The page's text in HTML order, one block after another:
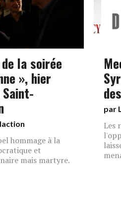
la soirée
», hier
hommage à la
et
mais martyre.
par
Les